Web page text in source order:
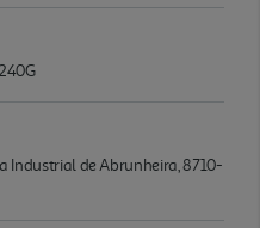
Industrial de Abrunheira, 8710-